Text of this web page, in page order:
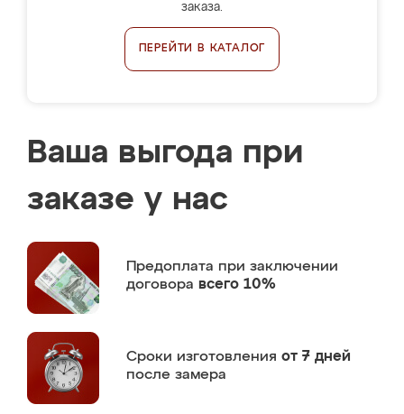
заказа.
ПЕРЕЙТИ В КАТАЛОГ
Ваша выгода при
заказе у нас
Предоплата при заключении
договора всего 10%
Сроки изготовления от 7 дней
после замера